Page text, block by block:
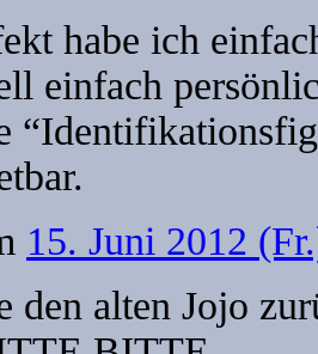
habe ich
einfach
15. Juni 2012
den alten Jojo